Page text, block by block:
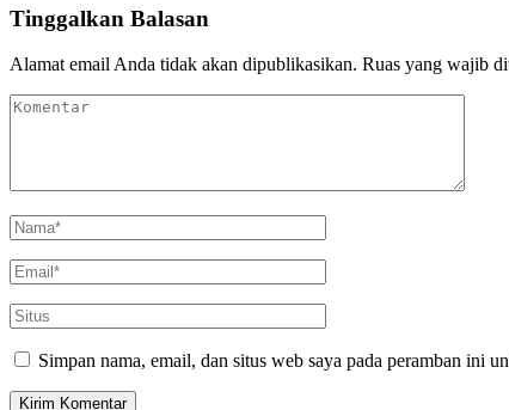
Tinggalkan Balasan
Alamat email Anda tidak akan dipublikasikan. Ruas yang wajib
Simpan nama, email, dan situs web saya pada peramban ini